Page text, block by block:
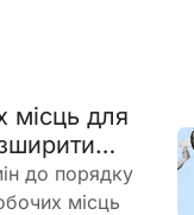
місць для
до порядку
місць